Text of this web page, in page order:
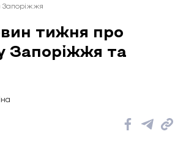
Запоріжжя
тижня про
Запоріжжя та